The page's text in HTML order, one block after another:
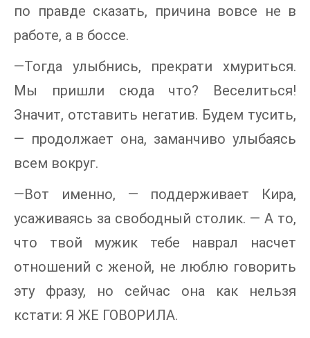
по правде сказать, причина вовсе не в
работе, а в боссе.
—Тогда улыбнись, прекрати хмуриться.
Мы пришли сюда что? Веселиться!
Значит, отставить негатив. Будем тусить,
— продолжает она, заманчиво улыбаясь
всем вокруг.
—Вот именно, — поддерживает Кира,
усаживаясь за свободный столик. — А то,
что твой мужик тебе наврал насчет
отношений с женой, не люблю говорить
эту фразу, но сейчас она как нельзя
кстати: Я ЖЕ ГОВОРИЛА.